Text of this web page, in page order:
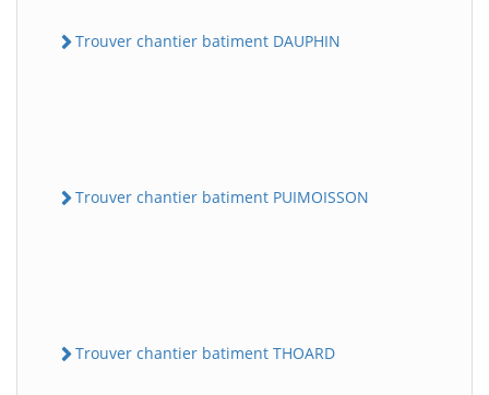
Trouver chantier batiment DAUPHIN
Trouver chantier batiment PUIMOISSON
Trouver chantier batiment THOARD